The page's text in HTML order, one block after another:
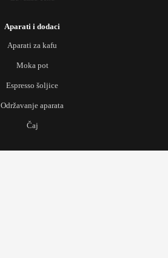
Aparati i dodaci
Aparati za kafu
Moka pot
Espresso šoljice
Održavanje aparata
Čaj